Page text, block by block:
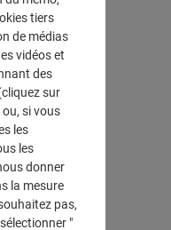
ouvrables
la quantité
tiers
de médias
vidéos et
des
sur
si vous
les
les
donner
la mesure
pas,
"